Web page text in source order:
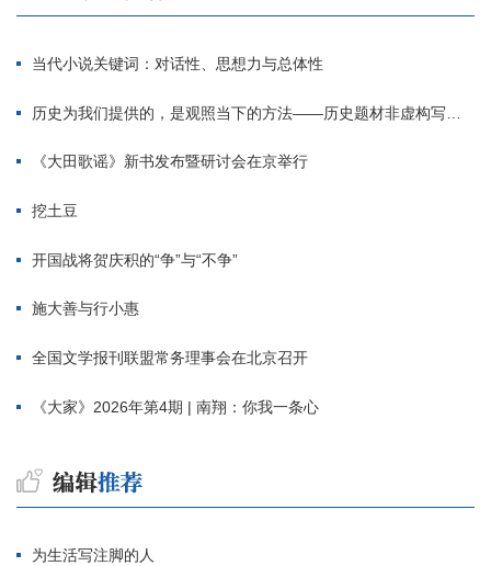
当代小说关键词：对话性、思想力与总体性
历史为我们提供的，是观照当下的方法——历史题材非虚构写作多人谈
《大田歌谣》新书发布暨研讨会在京举行
挖土豆
开国战将贺庆积的“争”与“不争”
施大善与行小惠
全国文学报刊联盟常务理事会在北京召开
《大家》2026年第4期 | 南翔：你我一条心
为生活写注脚的人